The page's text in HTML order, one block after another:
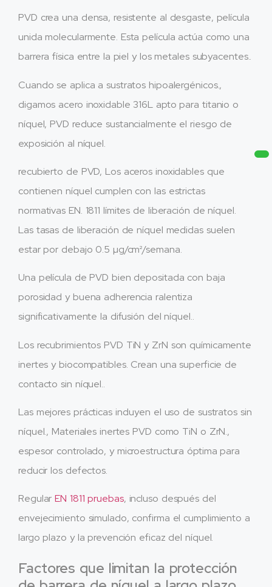
PVD crea una densa, resistente al desgaste, película
unida molecularmente. Esta película actúa como una
barrera física entre la piel y los metales subyacentes..
Cuando se aplica a sustratos hipoalergénicos.,
digamos acero inoxidable 316L apto para titanio o
níquel, PVD reduce sustancialmente el riesgo de
exposición al níquel.
recubierto de PVD, Los aceros inoxidables que
contienen níquel cumplen con las estrictas
normativas EN. 1811 límites de liberación de níquel.
Las tasas de liberación de níquel medidas suelen
estar por debajo 0.5 µg/cm²/semana.
Una película de PVD bien depositada con baja
porosidad y buena adherencia ralentiza
significativamente la difusión del níquel..
Los recubrimientos PVD TiN y ZrN son químicamente
inertes y biocompatibles. Crean una superficie de
contacto sin níquel..
Las mejores prácticas incluyen el uso de sustratos sin
níquel., Materiales inertes PVD como TiN o ZrN.,
espesor controlado, y microestructura óptima para
reducir los defectos.
RegularEN 1811 pruebas, incluso después del
envejecimiento simulado, confirma el cumplimiento a
largo plazo y la prevención eficaz del níquel.
Factores que limitan la protección